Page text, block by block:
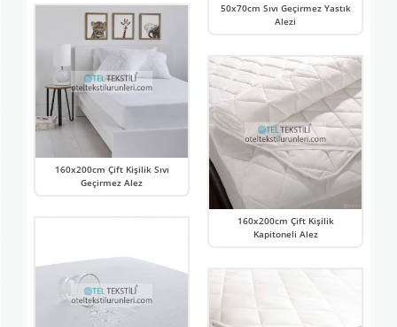
160x200cm Çift Kişilik Sıvı
Geçirmez Alez
50x70cm Sıvı Geçirmez Yastık
Alezi
160x200cm Çift Kişilik
Kapitoneli Alez